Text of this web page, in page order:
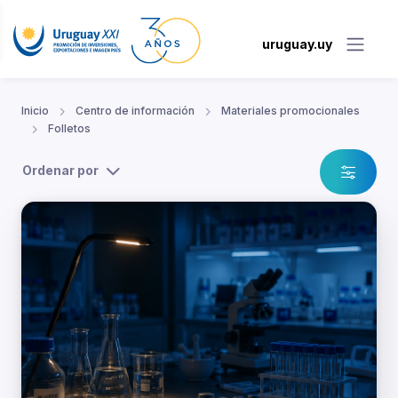
uruguay.uy
Inicio Centro de información
Materiales promocionales
Folletos
Ordenar por